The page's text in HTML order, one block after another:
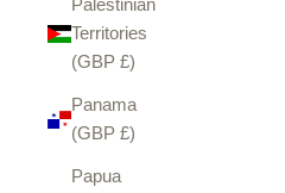
Palestinian
Territories
(GBP £)
Panama
(GBP £)
Papua